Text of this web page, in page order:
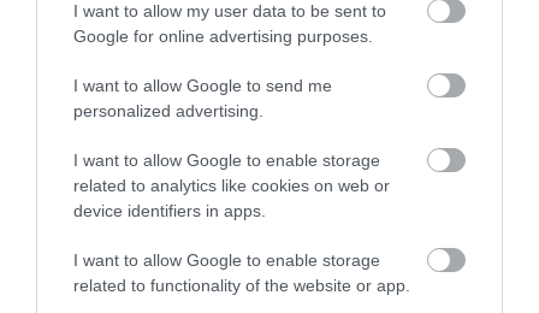
I want to allow my user data to be sent to
Google for online advertising purposes.
I want to allow Google to send me
personalized advertising.
I want to allow Google to enable storage
related to analytics like cookies on web or
device identifiers in apps.
I want to allow Google to enable storage
related to functionality of the website or app.
Öntsük a cukorral elkevert szilvát egy nagy és mély
tepsibe, majd egyenletesen terítsük szét benne.
Ezután helyezzük a mindezt a sütőbe, ahol 4-5 órán
át hagyjuk sülni. Közben körülbelül óránként
szeretnénk, használjunk krumplinyomót a puhára
sült szilva összetöréséhez.
hideg tányérra. Amennyiben a lekvár hamar
megszilárdul, biztosak lehetünk benne, hogy